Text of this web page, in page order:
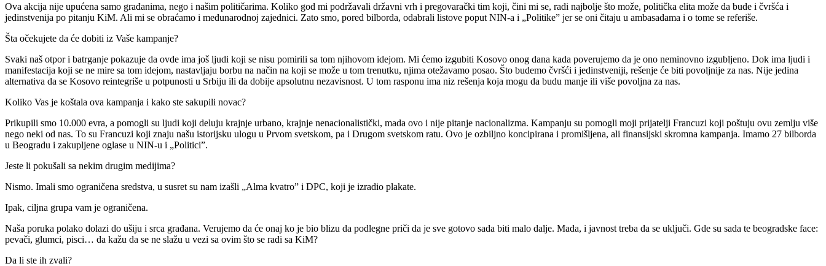
Ova akcija nije upućena samo građanima, nego i našim političarima. Koliko god mi podržavali državni vrh i pregovarački tim koji, čini mi se, radi najbolje što može, politička elita može da bude i čvršća i
jedinstvenija po pitanju KiM. Ali mi se obraćamo i međunarodnoj zajednici. Zato smo, pored bilborda, odabrali listove poput NIN-a i „Politike” jer se oni čitaju u ambasadama i o tome se referiše.
Šta očekujete da će dobiti iz Vaše kampanje?
Svaki naš otpor i batrganje pokazuje da ovde ima još ljudi koji se nisu pomirili sa tom njihovom idejom. Mi ćemo izgubiti Kosovo onog dana kada poverujemo da je ono neminovno izgubljeno. Dok ima ljudi i
manifestacija koji se ne mire sa tom idejom, nastavljaju borbu na način na koji se može u tom trenutku, njima otežavamo posao. Što budemo čvršći i jedinstveniji, rešenje će biti povoljnije za nas. Nije jedina
alternativa da se Kosovo reintegriše u potpunosti u Srbiju ili da dobije apsolutnu nezavisnost. U tom rasponu ima niz rešenja koja mogu da budu manje ili više povoljna za nas.
Koliko Vas je koštala ova kampanja i kako ste sakupili novac?
Prikupili smo 10.000 evra, a pomogli su ljudi koji deluju krajnje urbano, krajnje nenacionalistički, mada ovo i nije pitanje nacionalizma. Kampanju su pomogli moji prijatelji Francuzi koji poštuju ovu zemlju više
nego neki od nas. To su Francuzi koji znaju našu istorijsku ulogu u Prvom svetskom, pa i Drugom svetskom ratu. Ovo je ozbiljno koncipirana i promišljena, ali finansijski skromna kampanja. Imamo 27 bilborda
u Beogradu i zakupljene oglase u NIN-u i „Politici”.
Jeste li pokušali sa nekim drugim medijima?
Nismo. Imali smo ograničena sredstva, u susret su nam izašli „Alma kvatro” i DPC, koji je izradio plakate.
Ipak, ciljna grupa vam je ograničena.
Naša poruka polako dolazi do ušiju i srca građana. Verujemo da će onaj ko je bio blizu da podlegne priči da je sve gotovo sada biti malo dalje. Mada, i javnost treba da se uključi. Gde su sada te beogradske face:
pevači, glumci, pisci… da kažu da se ne slažu u vezi sa ovim što se radi sa KiM?
Da li ste ih zvali?